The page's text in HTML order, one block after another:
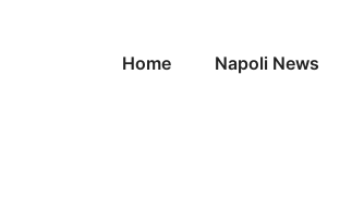
Home Napoli News